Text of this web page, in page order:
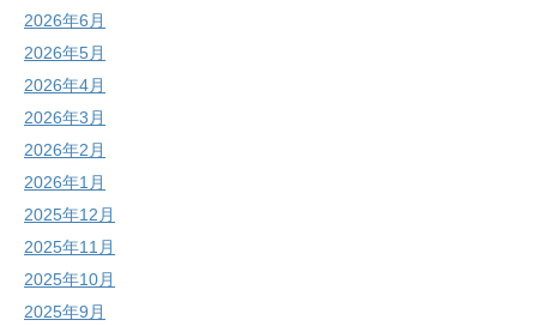
2026年6月
2026年5月
2026年4月
2026年3月
2026年2月
2026年1月
2025年12月
2025年11月
2025年10月
2025年9月